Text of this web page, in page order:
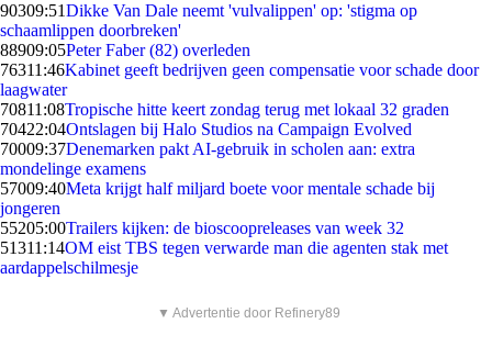
90309:51Dikke Van Dale neemt 'vulvalippen' op: 'stigma op
schaamlippen doorbreken'
88909:05Peter Faber (82) overleden
76311:46Kabinet geeft bedrijven geen compensatie voor schade door
laagwater
70811:08Tropische hitte keert zondag terug met lokaal 32 graden
70422:04Ontslagen bij Halo Studios na Campaign Evolved
70009:37Denemarken pakt AI-gebruik in scholen aan: extra
mondelinge examens
57009:40Meta krijgt half miljard boete voor mentale schade bij
jongeren
55205:00Trailers kijken: de bioscoopreleases van week 32
51311:14OM eist TBS tegen verwarde man die agenten stak met
aardappelschilmesje
▼ Advertentie door Refinery89